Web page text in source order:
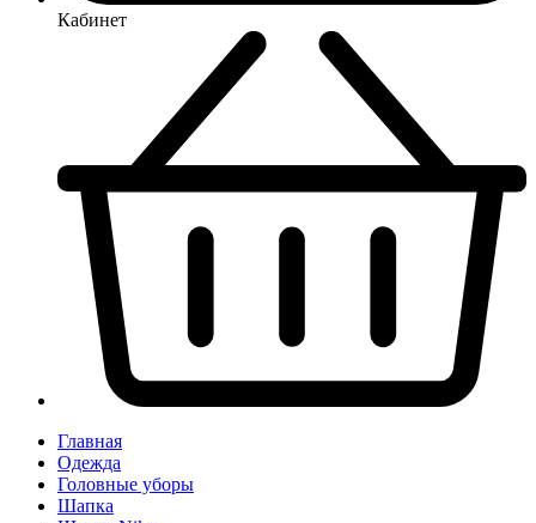
Кабинет
Главная
Одежда
Головные уборы
Шапка